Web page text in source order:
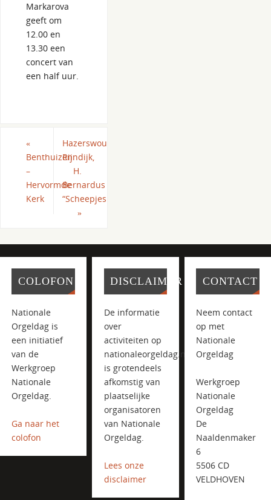
Markarova
geeft om
12.00 en
13.30 een
concert van
een half uur.
«
Benthuizen
–
Hervormde
Kerk
Hazerswoude-
Rijndijk,
H.
Bernardus
“Scheepjeskerk”
»
COLOFON
Nationale
Orgeldag is
een initiatief
van de
Werkgroep
Nationale
Orgeldag.
Ga naar het
colofon
DISCLAIMER
De informatie
over
activiteiten op
nationaleorgeldag.nl
is grotendeels
afkomstig van
plaatselijke
organisatoren
van Nationale
Orgeldag.
Lees onze
disclaimer
CONTACT
Neem contact
op met
Nationale
Orgeldag
Werkgroep
Nationale
Orgeldag
De
Naaldenmaker
6
5506 CD
VELDHOVEN